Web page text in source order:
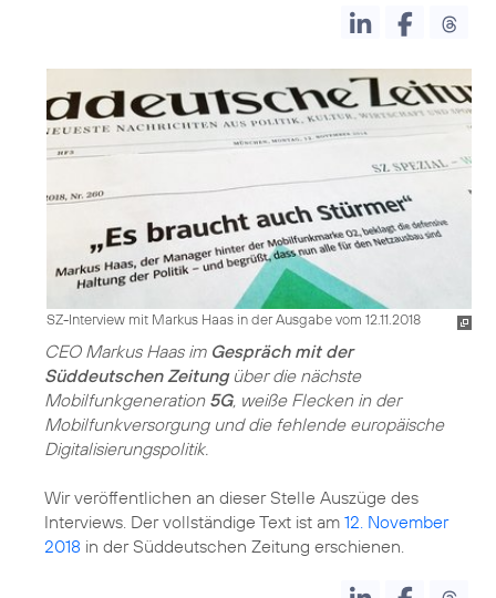
SZ-Interview mit Markus Haas in der Ausgabe vom 12.11.2018
CEO Markus Haas im Gespräch mit der
Süddeutschen Zeitungüber die nächste
Mobilfunkgeneration 5G, weiße Flecken in der
Mobilfunkversorgung und die fehlende europäische
Digitalisierungspolitik.
Wir veröffentlichen an dieser Stelle Auszüge des
Interviews. Der vollständige Text ist am 12. November
2018 in der Süddeutschen Zeitung erschienen.